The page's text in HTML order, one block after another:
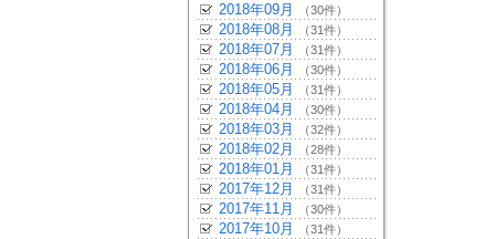
2018年09月 （30件）
2018年08月 （31件）
2018年07月 （31件）
2018年06月 （30件）
2018年05月 （31件）
2018年04月 （30件）
2018年03月 （32件）
2018年02月 （28件）
2018年01月 （31件）
2017年12月 （31件）
2017年11月 （30件）
2017年10月 （31件）